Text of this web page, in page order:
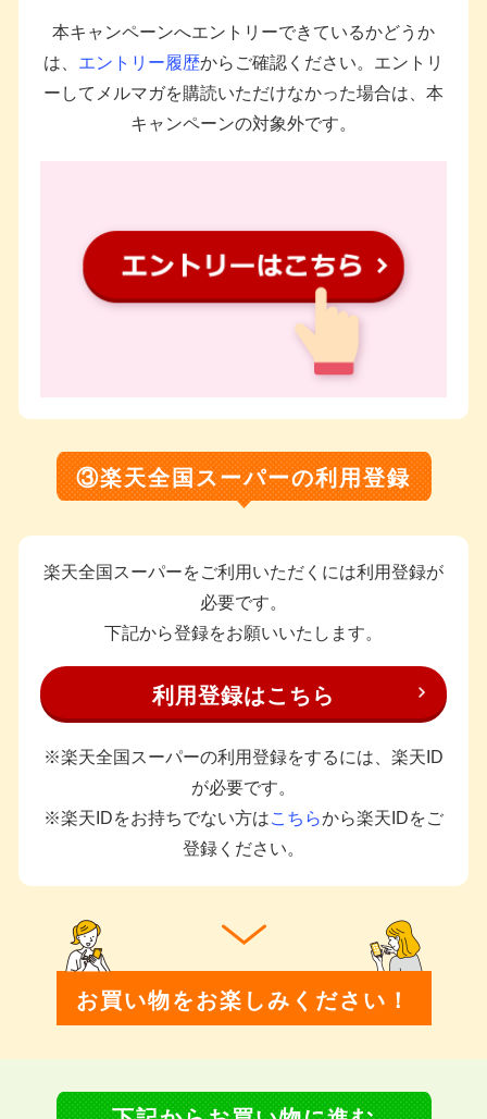
本キャンペーンへエントリーできているかどうか
は、 エントリー履歴からご確認ください。エントリ
ーしてメルマガを購読いただけなかった場合は、本
キャンペーンの対象外です。
③楽天全国スーパーの利用登録
楽天全国スーパーをご利用いただくには利用登録が
必要です。
下記から登録をお願いいたします。
利用登録はこちら
※楽天全国スーパーの利用登録をするには、楽天ID
が必要です。
※楽天IDをお持ちでない方はこちらから楽天IDをご
登録ください。
お買い物をお楽しみください！